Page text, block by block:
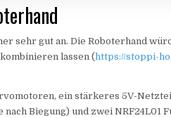
sehr gut an. Die Roboterhand
lassen (https://stoppi-
ein stärkeres 5V-
Biegung) und zwei NRF24L01